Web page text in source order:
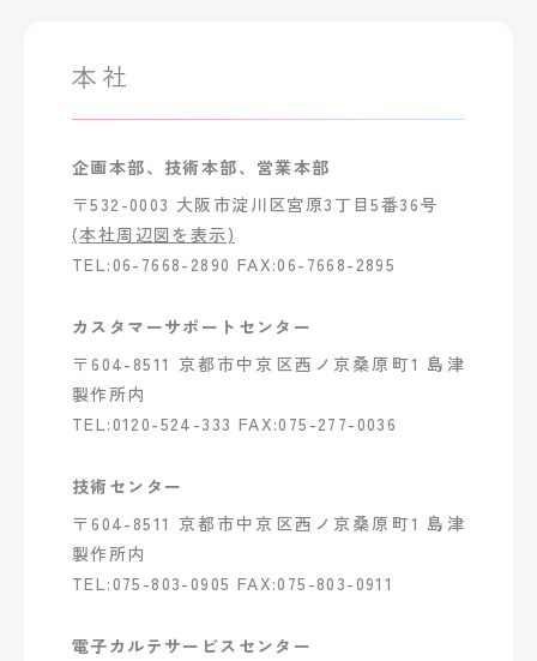
本社
企画本部、技術本部、営業本部
〒532-0003 大阪市淀川区宮原3丁目5番36号
(本社周辺図を表示)
TEL:06-7668-2890 FAX:06-7668-2895
カスタマーサポートセンター
〒604-8511 京都市中京区西ノ京桑原町1 島津
製作所内
TEL:0120-524-333 FAX:075-277-0036
技術センター
〒604-8511 京都市中京区西ノ京桑原町1 島津
製作所内
TEL:075-803-0905 FAX:075-803-0911
電子カルテサービスセンター